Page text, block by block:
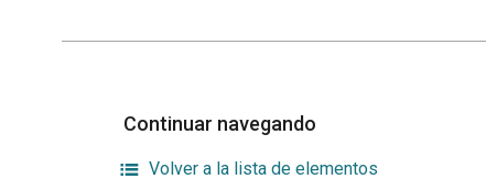
Continuar navegando
Volver a la lista de elementos